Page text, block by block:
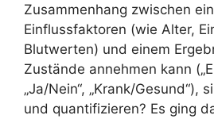
Zusammenhang zwischen
Einflussfaktoren (wie Alter,
Blutwerten) und einem
Zustände annehmen kann
„Ja/Nein“, „Krank/Gesund“),
und quantifizieren? Es ging